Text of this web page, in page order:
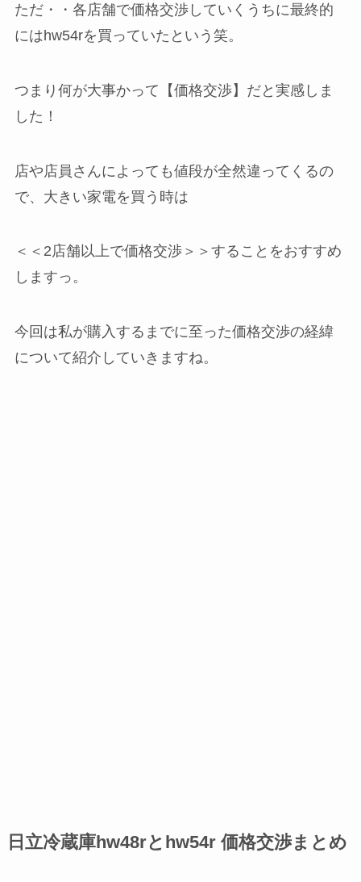
ただ・・各店舗で価格交渉していくうちに最終的
にはhw54rを買っていたという笑。
つまり何が大事かって【価格交渉】だと実感しま
した！
店や店員さんによっても値段が全然違ってくるの
で、大きい家電を買う時は
＜＜2店舗以上で価格交渉＞＞することをおすすめ
しますっ。
今回は私が購入するまでに至った価格交渉の経緯
について紹介していきますね。
日立冷蔵庫hw48rとhw54r 価格交渉まとめ